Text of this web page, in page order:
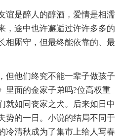
谊是醉人的醇酒，爱情是相濡
，途中也许邂逅过许许多多的
相厮守，但最终能依靠的、最
但他们终究不能一辈子做孩子
里面的金家子弟吗?位高权重
就如同丧家之犬。后来如日中
势的一日。小说的结局不同于
冷清秋成为了集市上给人写春